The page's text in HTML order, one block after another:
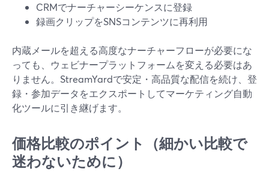
CRMでナーチャーシーケンスに登録
録画クリップをSNSコンテンツに再利用
内蔵メールを超える高度なナーチャーフローが必要にな
っても、ウェビナープラットフォームを変える必要はあ
りません。StreamYardで安定・高品質な配信を続け、登
録・参加データをエクスポートしてマーケティング自動
化ツールに引き継げます。
価格比較のポイント（細かい比較で
迷わないために）